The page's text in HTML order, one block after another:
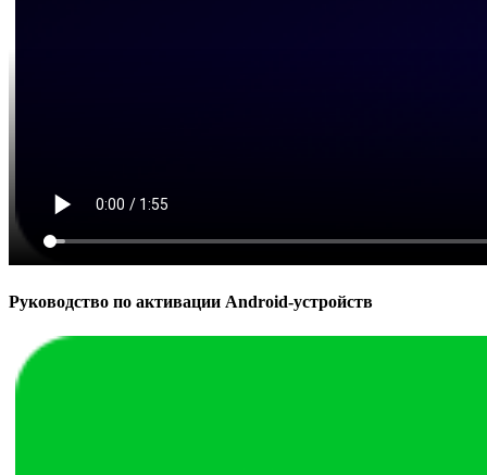
Руководство по активации Android-устройств